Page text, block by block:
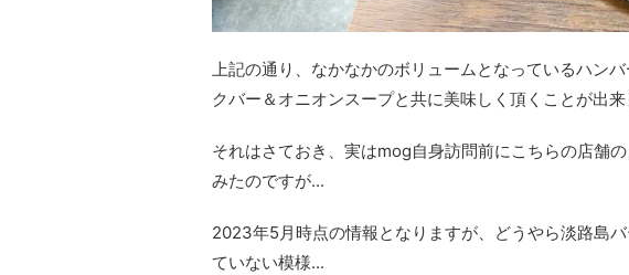
上記の通り、なかなかのボリュームとなっているハン
クバー＆オニオンスープと共に美味しく頂くことが出来
それはさておき、実はmog自身訪問前にこちらの店舗
みたのですが...
2023年5月時点の情報となりますが、どうやら淡路島
ていない模様...